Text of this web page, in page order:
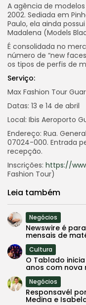
A agência de
2002. Sediada em
Paulo, ela ainda
Madalena (Models
É consolidada no
número de “new
os tipos de perfis de
Serviço:
Max Fashion Tour
Datas: 13 e 14 de abril
Local: Ibis Aeroporto
Endereço: Rua.
07024-000. Entrada
recepção.
Inscrições: https://
Fashion Tour)
Leia também
Negócios
Newswire é
mensais de
Cultura
O Tablado
anos com nova
Negócios
Responsavél
Medina e